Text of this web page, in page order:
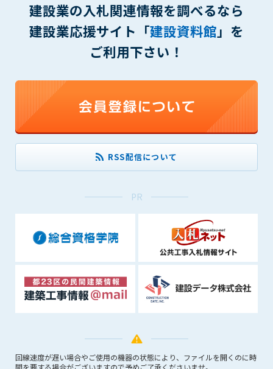
建設業の入札関連情報を調べるなら
建設業応援サイト「建設資料館」を
ご利用下さい！
RSS配信について
PR
回線速度が遅い場合やご使用の機器の状態により、ファイルを開くのに時
(2) 建設資料館の運営および保守管理上、必要と判断した場合
(3) 広告掲載料金の支払が遅延した場合
(4) その他、管理者が不適当と判断した場合
管理者は、会員の承諾なく、本サービス内容の変更(新規追加、
廃止を含み)し、本サービスの運営を中止または廃止することが
できるものとします。これに起因する会員または他の第三者が
被った損害について管理者は､一切の責任をも負わないものと
します。
会員の氏名、住所、性別、年齢、メールアドレスその他本サー
個人情報といいます）について、管理者は、以下の各号に該当
(1) 会員が、自己の個人情報の開示に事前に同意している場合
(2) 個々の会員を特定できない統計的な処理をした形式で第三
者に提供する場合
(3) 第三者および管理者の権利、財産、安全等を保護するため
に必要であると管理者が判断した場合
(4) 法令等により開示を求められた場合
管理者は、会員が登録した内容が以下に該当する、またはその
恐れのあるものは、会員の承諾なく削除できるものとします。